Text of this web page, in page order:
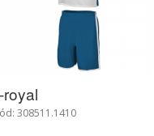
308511.1551